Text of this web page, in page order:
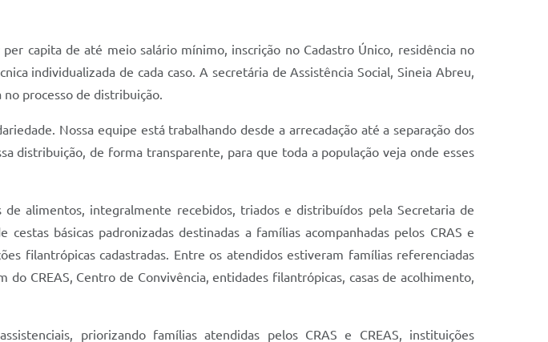
capita de até meio salário mínimo, inscrição no Cadastro Único, residência no
individualizada de cada caso. A secretária de Assistência Social, Sineia Abreu,
processo de distribuição.
Nossa equipe está trabalhando desde a arrecadação até a separação dos
distribuição, de forma transparente, para que toda a população veja onde esses
alimentos, integralmente recebidos, triados e distribuídos pela Secretaria de
básicas padronizadas destinadas a famílias acompanhadas pelos CRAS e
filantrópicas cadastradas. Entre os atendidos estiveram famílias referenciadas
CREAS, Centro de Convivência, entidades filantrópicas, casas de acolhimento,
priorizando famílias atendidas pelos CRAS e CREAS, instituições